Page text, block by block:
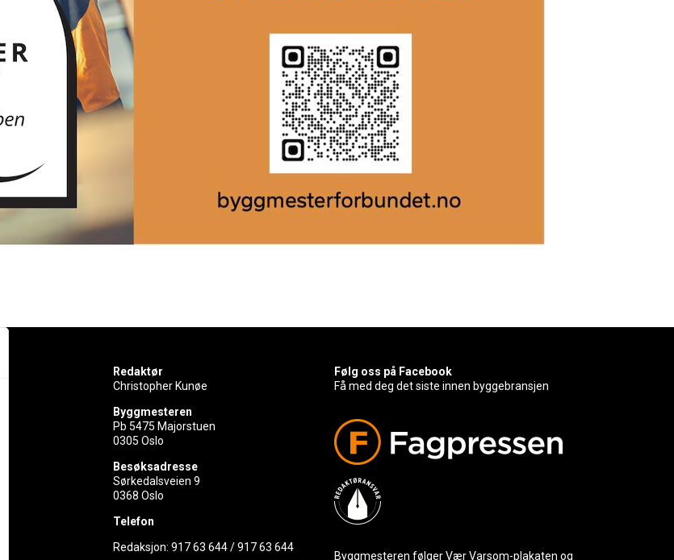
Redaktør
Christopher Kunøe
Byggmesteren
Pb 5475 Majorstuen
0305 Oslo
Besøksadresse
Sørkedalsveien 9
0368 Oslo
Telefon
Redaksjon:917 63 644/917 63 644
Følg oss på Facebook
Få med deg det siste innen byggebransjen
Byggmesteren følger Vær Varsom-plakaten og